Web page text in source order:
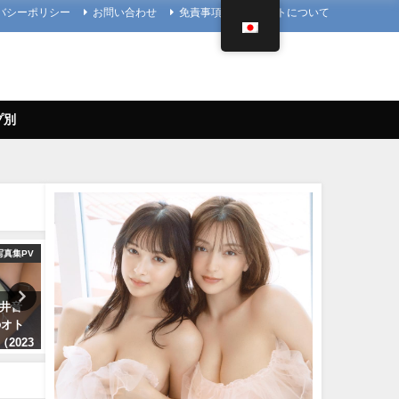
シーポリシー お問い合わせ 免責事項 当サイトについて
真集PV
音
ト
2023
4K UPSCALING CLUB
吉岡里帆(Riho Yoshioka)【4K】
（2022年10月19日） | 4K
UPSCALING CLUBさんより
10/19/2022
今田美桜【4K】（2022年
日） | 4K UPSCALING
んより
09/14/2022